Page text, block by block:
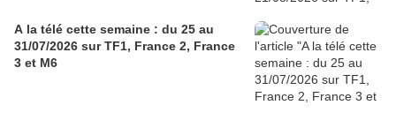
A la télé cette semaine : du 25 au
31/07/2026 sur TF1, France 2, France
3 et M6